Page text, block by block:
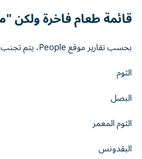
قائمة طعام فاخرة ولكن
بحسب تقارير موقع People، يتم تجنب بعض المكونات مثل:
الثوم
البصل
الثوم المعمر
البقدونس